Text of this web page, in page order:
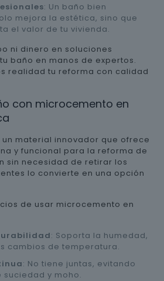
: Un baño bien
mejora la estética, sino que
el valor de tu vivienda.
ni dinero en soluciones
baño en manos de expertos.
realidad tu reforma con calidad
con microcemento en
material innovador que ofrece
y funcional para la reforma de
sin necesidad de retirar los
lo convierte en una opción
de usar microcemento en
: Soporta la humedad,
cambios de temperatura.
: No tiene juntas, evitando
y moho.